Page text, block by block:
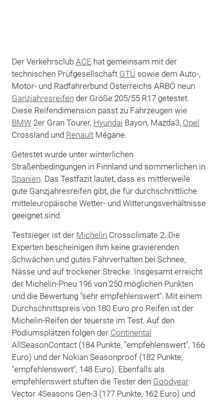
Der Verkehrsclub ACE hat gemeinsam mit der
technischen Prüfgesellschaft GTÜ sowie dem Auto-,
Motor- und Radfahrerbund Österreichs ARBÖ neun
Ganzjahresreifen der Größe 205/55 R17 getestet.
Diese Reifendimension passt zu Fahrzeugen wie
BMW2er Gran Tourer, Hyundai Bayon, Mazda3, Opel
Crossland und RenaultMégane.
Getestet wurde unter winterlichen
Straßenbedingungen in Finnland und sommerlichen in
Spanien. Das Testfazit lautet, dass es mittlerweile
gute Ganzjahresreifen gibt, die für durchschnittliche
mitteleuropäische Wetter- und Witterungsverhältnisse
geeignet sind.
Testsieger ist der Michelin Crossclimate 2. Die
Experten bescheinigen ihm keine gravierenden
Schwächen und gutes Fahrverhalten bei Schnee,
Nässe und auf trockener Strecke. Insgesamt erreicht
der Michelin-Pneu 196 von 250 möglichen Punkten
und die Bewertung "sehr empfehlenswert". Mit einem
Durchschnittspreis von 180 Euro pro Reifen ist der
Michelin-Reifen der teuerste im Test. Auf den
Podiumsplätzen folgen der Continental
AllSeasonContact (184 Punkte, "empfehlenswert", 166
Euro) und der Nokian Seasonproof (182 Punkte,
"empfehlenswert", 148 Euro). Ebenfalls als
empfehlenswert stuften die Tester den Goodyear
Vector 4Seasons Gen-3 (177 Punkte, 162 Euro) und